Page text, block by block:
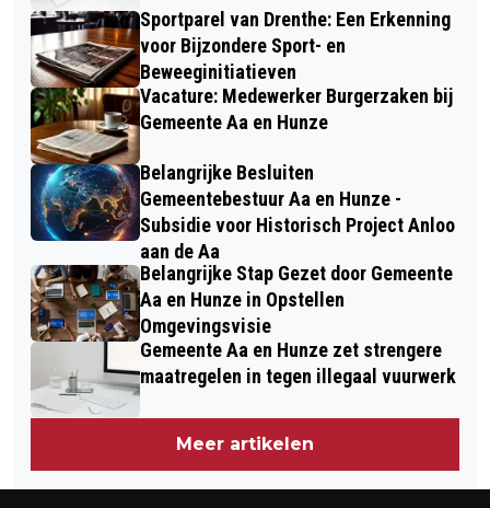
Sportparel van Drenthe: Een Erkenning
voor Bijzondere Sport- en
Beweeginitiatieven
Vacature: Medewerker Burgerzaken bij
Gemeente Aa en Hunze
Belangrijke Besluiten
Gemeentebestuur Aa en Hunze -
Subsidie voor Historisch Project Anloo
aan de Aa
Belangrijke Stap Gezet door Gemeente
Aa en Hunze in Opstellen
Omgevingsvisie
Gemeente Aa en Hunze zet strengere
maatregelen in tegen illegaal vuurwerk
Meer artikelen